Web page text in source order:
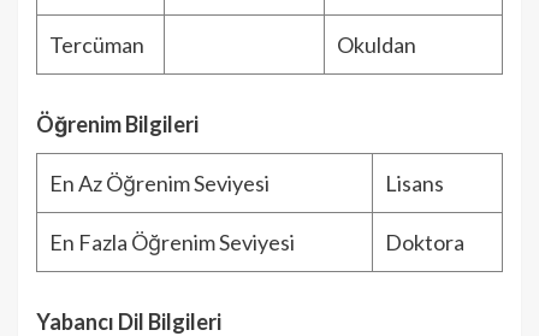
Tercüman Okuldan
Öğrenim Bilgileri
En Az Öğrenim Seviyesi Lisans
En Fazla Öğrenim Seviyesi Doktora
Yabancı Dil Bilgileri